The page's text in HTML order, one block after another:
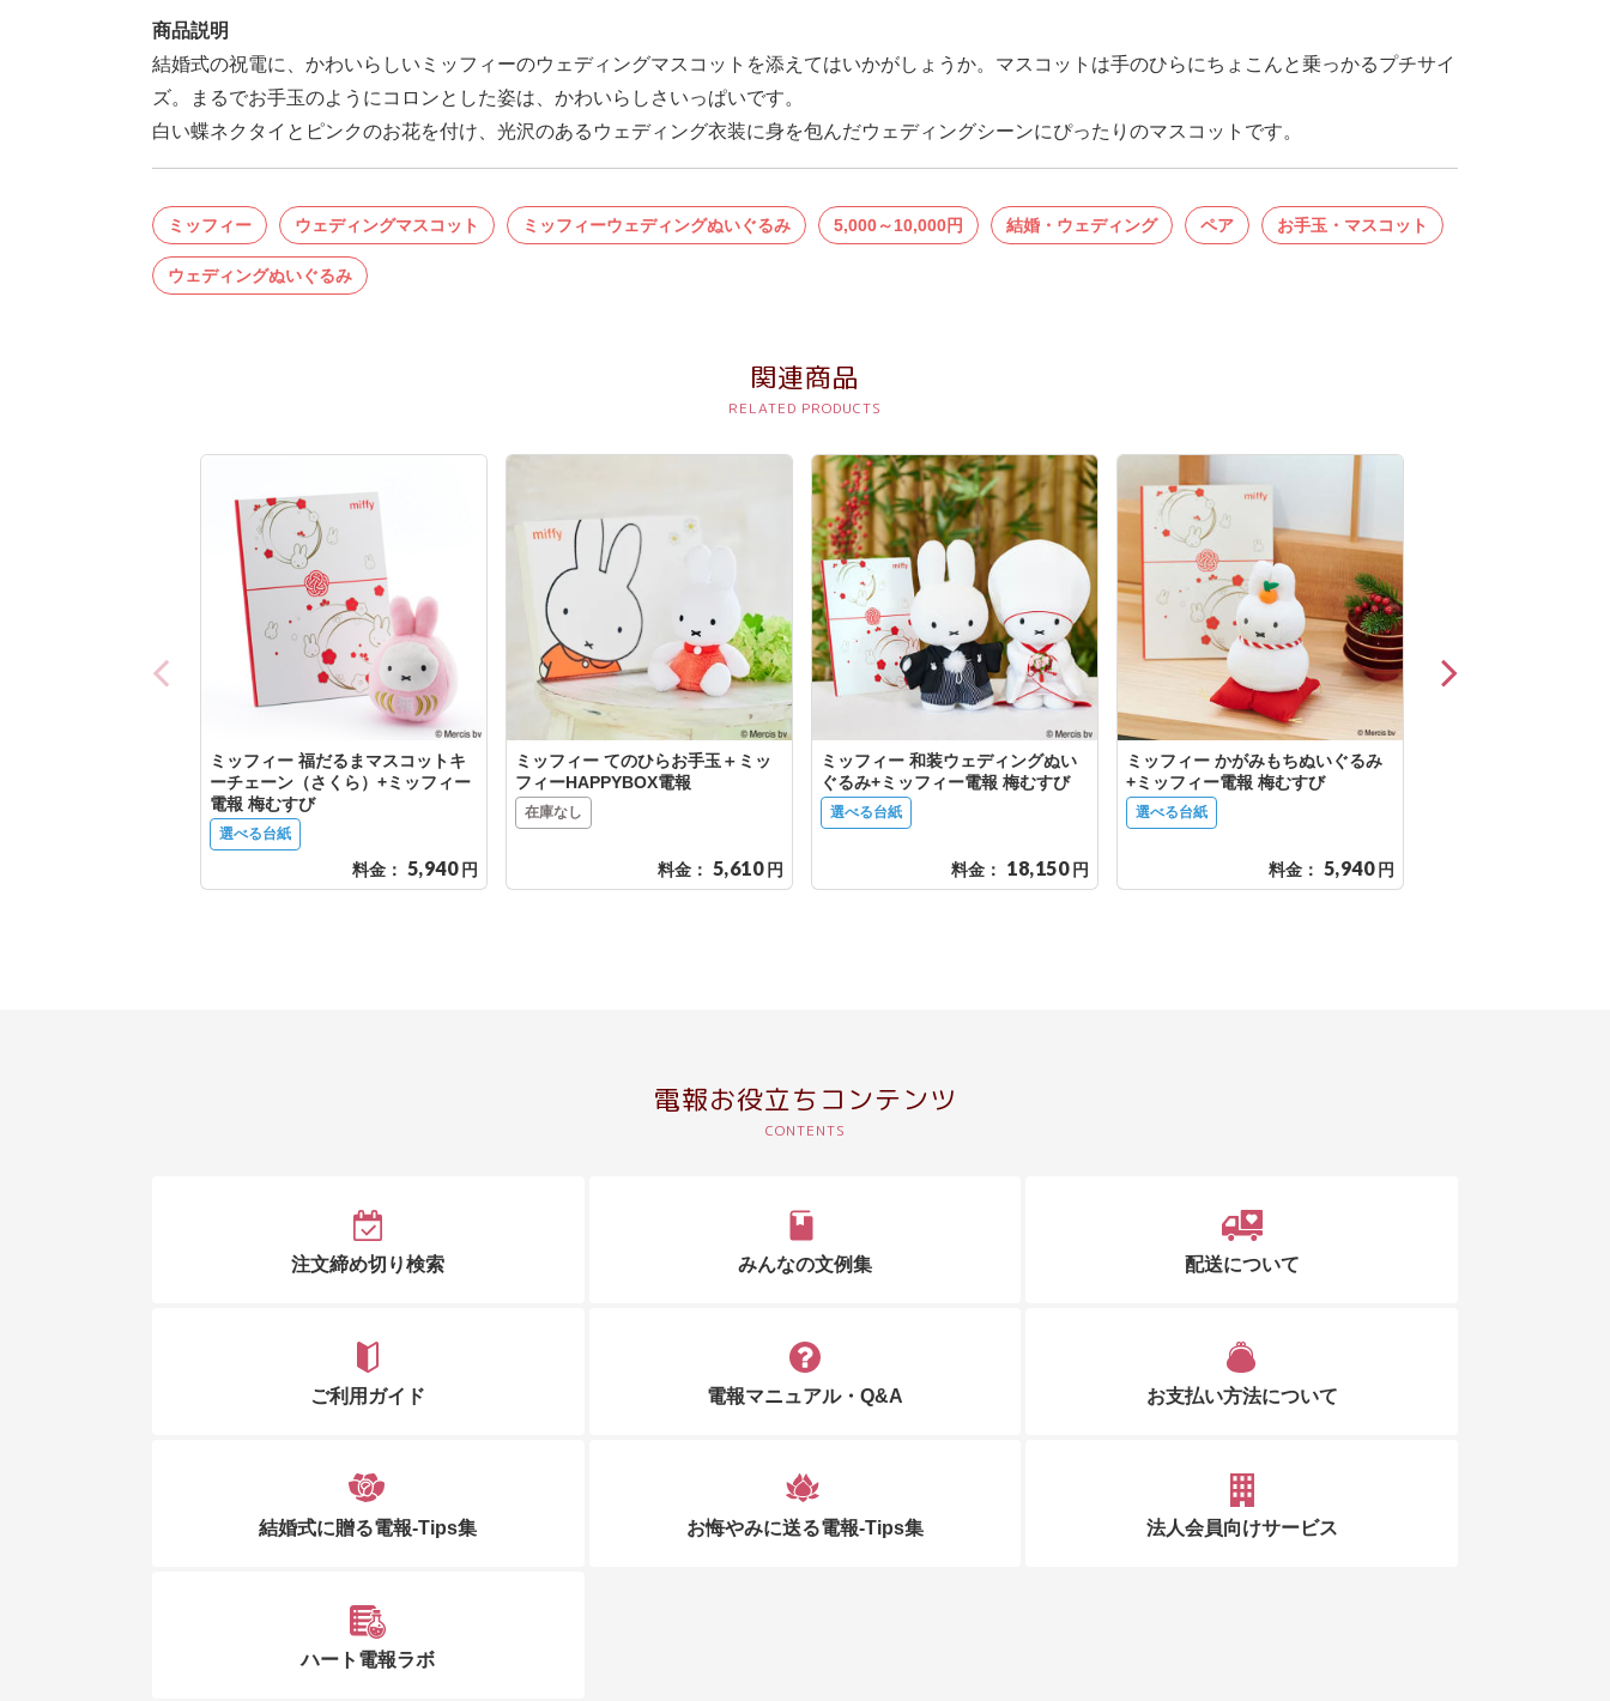
商品説明
結婚式の祝電に、かわいらしいミッフィーのウェディングマスコットを添えてはいかがしょうか。マスコットは手のひらにちょこんと乗っかるプチサイ
ズ。まるでお手玉のようにコロンとした姿は、かわいらしさいっぱいです。
白い蝶ネクタイとピンクのお花を付け、光沢のあるウェディング衣装に身を包んだウェディングシーンにぴったりのマスコットです。
ミッフィー ウェディングマスコット ミッフィーウェディングぬいぐるみ 5,000～10,000円 結婚・ウェディング ペア お手玉・マスコット
ウェディングぬいぐるみ
関連商品
ミッフィー 福だるまマスコットキ
ーチェーン（さくら）+ミッフィー
電報 梅むすび
選べる台紙
料金： 5,940 円
ミッフィー てのひらお手玉＋ミッ
フィーHAPPYBOX電報
在庫なし
料金： 5,610 円
ミッフィー 和装ウェディングぬい
ぐるみ+ミッフィー電報 梅むすび
選べる台紙
料金： 18,150 円
ミッフィー かがみもちぬいぐるみ
+ミッフィー電報 梅むすび
選べる台紙
料金： 5,940 円
電報お役立ちコンテンツ
注文締め切り検索 みんなの文例集 配送について
ご利用ガイド 電報マニュアル・Q&A お支払い方法について
結婚式に贈る電報-Tips集 お悔やみに送る電報-Tips集 法人会員向けサービス
ハート電報ラボ